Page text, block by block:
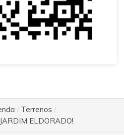
Terrenos
ELDORADO!